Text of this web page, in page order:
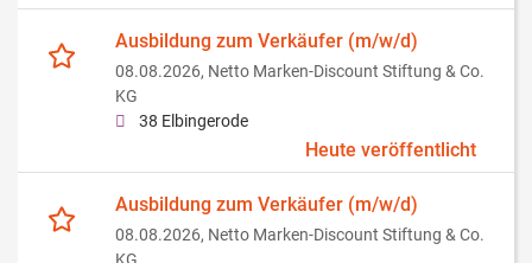
Ausbildung zum Verkäufer (m/w/d)
08.08.2026, Netto Marken-Discount Stiftung & Co.
KG
38 Elbingerode
Heute veröffentlicht
Ausbildung zum Verkäufer (m/w/d)
08.08.2026, Netto Marken-Discount Stiftung & Co.